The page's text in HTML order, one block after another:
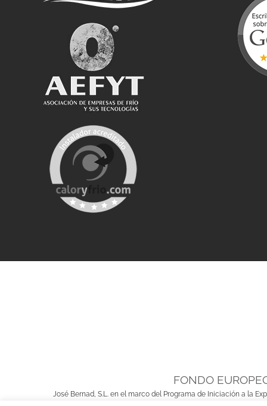
FONDO
José Bernad, S.L. en el marco del Programa de Iniciación a la